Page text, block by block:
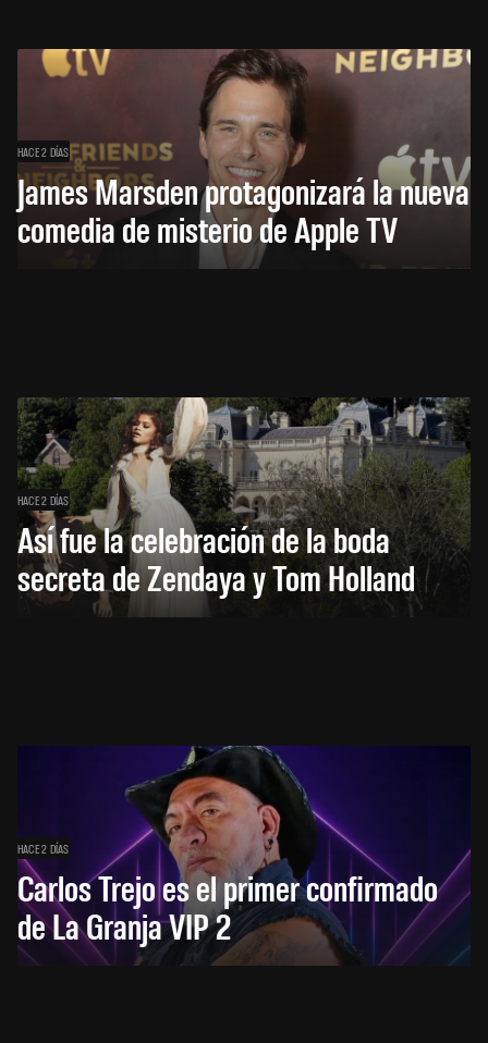
HACE 2 DÍAS
James Marsden protagonizará la nueva
comedia de misterio de Apple TV
HACE 2 DÍAS
Así fue la celebración de la boda
secreta de Zendaya y Tom Holland
HACE 2 DÍAS
Carlos Trejo es el primer confirmado
de La Granja VIP 2